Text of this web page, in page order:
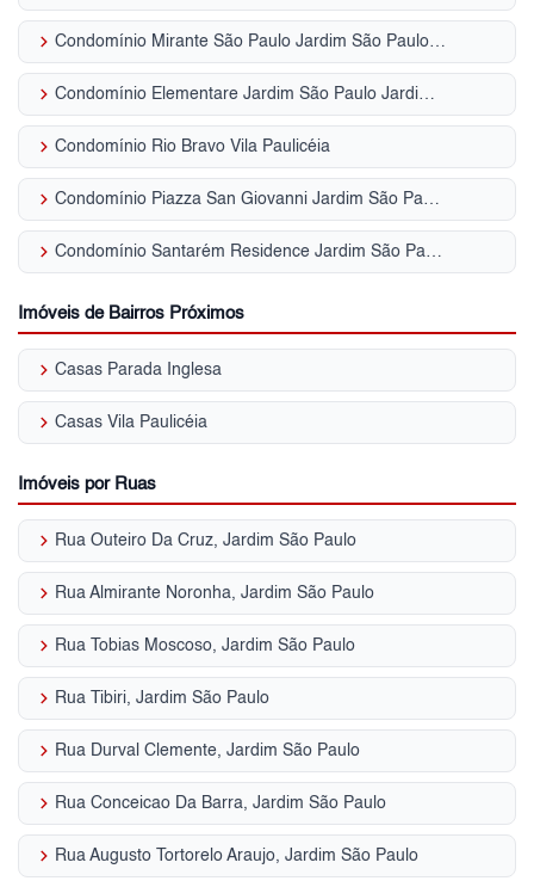
keyboard_arrow_right Condomínio Mirante São Paulo Jardim São Paulo (Zona Norte)
keyboard_arrow_right Condomínio Elementare Jardim São Paulo Jardim São Paulo (Zona Norte)
keyboard_arrow_right Condomínio Rio Bravo Vila Paulicéia
keyboard_arrow_right Condomínio Piazza San Giovanni Jardim São Paulo (Zona Norte)
keyboard_arrow_right Condomínio Santarém Residence Jardim São Paulo (Zona Norte)
Imóveis de Bairros Próximos
keyboard_arrow_right Casas Parada Inglesa
keyboard_arrow_right Casas Vila Paulicéia
Imóveis por Ruas
keyboard_arrow_right Rua Outeiro Da Cruz, Jardim São Paulo
keyboard_arrow_right Rua Almirante Noronha, Jardim São Paulo
keyboard_arrow_right Rua Tobias Moscoso, Jardim São Paulo
keyboard_arrow_right Rua Tibiri, Jardim São Paulo
keyboard_arrow_right Rua Durval Clemente, Jardim São Paulo
keyboard_arrow_right Rua Conceicao Da Barra, Jardim São Paulo
keyboard_arrow_right Rua Augusto Tortorelo Araujo, Jardim São Paulo